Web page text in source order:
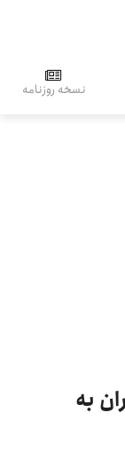
نسخه روزنامه
به